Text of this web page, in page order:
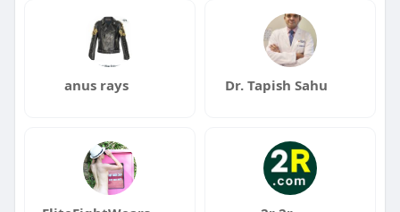
anus rays Dr. Tapish Sahu